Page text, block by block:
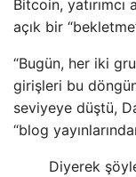
Bitcoin,
açık bir
“Bugün, her iki
girişleri bu
seviyeye düştü,
“blog
Diyerek